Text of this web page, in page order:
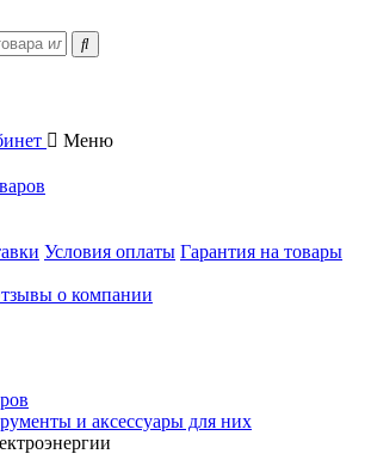
Меню
Условия оплаты Гарантия на товары
о компании
и аксессуары для них